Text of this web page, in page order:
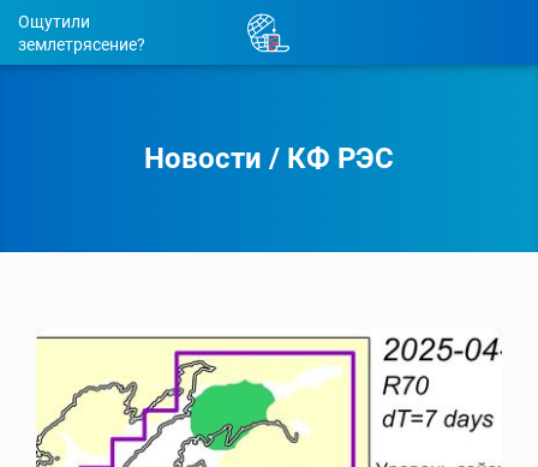
Ощутили
землетрясение?
Новости / КФ РЭС